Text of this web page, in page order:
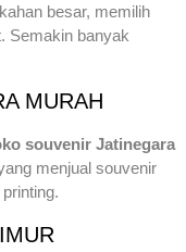
besar, memilih
Semakin banyak
MURAH
souvenir Jatinegara
menjual souvenir